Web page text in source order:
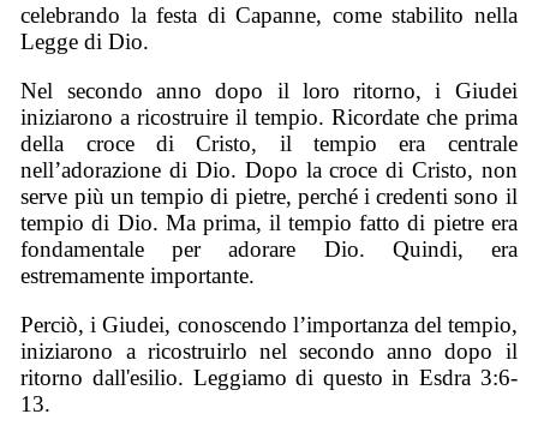
celebrando la festa di Capanne, come stabilito nella
Legge di Dio.
Nel secondo anno dopo il loro ritorno, i Giudei
iniziarono a ricostruire il tempio. Ricordate che prima
della croce di Cristo, il tempio era centrale
nell’adorazione di Dio. Dopo la croce di Cristo, non
serve più un tempio di pietre, perché i credenti sono il
tempio di Dio. Ma prima, il tempio fatto di pietre era
fondamentale per adorare Dio. Quindi, era
estremamente importante.
Perciò, i Giudei, conoscendo l’importanza del tempio,
iniziarono a ricostruirlo nel secondo anno dopo il
ritorno dall'esilio. Leggiamo di questo in Esdra 3:6-
13.